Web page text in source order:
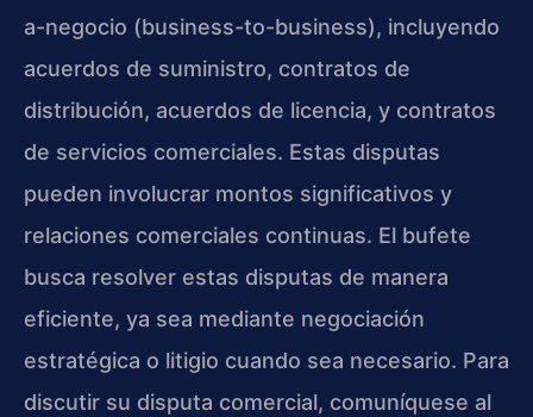
a-negocio (business-to-business), incluyendo
acuerdos de suministro, contratos de
distribución, acuerdos de licencia, y contratos
de servicios comerciales. Estas disputas
pueden involucrar montos significativos y
relaciones comerciales continuas. El bufete
busca resolver estas disputas de manera
eficiente, ya sea mediante negociación
estratégica o litigio cuando sea necesario. Para
discutir su disputa comercial, comuníquese al